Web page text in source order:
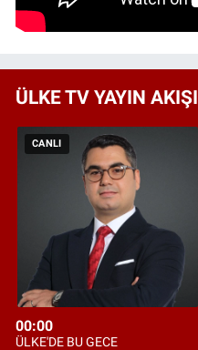
ÜLKE TV YAYIN AKIŞI
CANLI
00:00
ÜLKE'DE BU GECE